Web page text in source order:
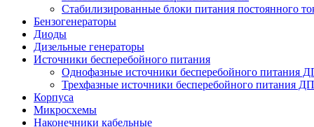
Стабилизированные блоки питания постоянного
Бензогенераторы
Диоды
Дизельные генераторы
Источники бесперебойного питания
Однофазные источники бесперебойного питания
Трехфазные источники бесперебойного питания
Корпуса
Микросхемы
Наконечники кабельные